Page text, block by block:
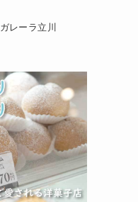
ガレーラ立川